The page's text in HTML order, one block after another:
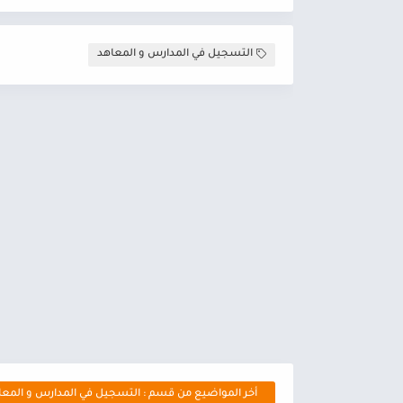
التسجيل في المدارس و المعاهد
أخر المواضيع من قسم : التسجيل في المدارس و